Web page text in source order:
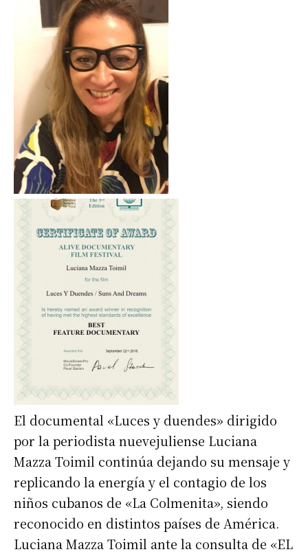
El documental «Luces y duendes» dirigido
por la periodista nuevejuliense Luciana
Mazza Toimil continúa dejando su mensaje y
replicando la energía y el contagio de los
niños cubanos de «La Colmenita», siendo
reconocido en distintos países de América.
Luciana Mazza Toimil ante la consulta de «EL